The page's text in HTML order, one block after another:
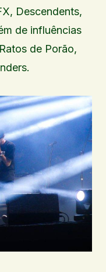
Descendents,
de influências
de Porão,